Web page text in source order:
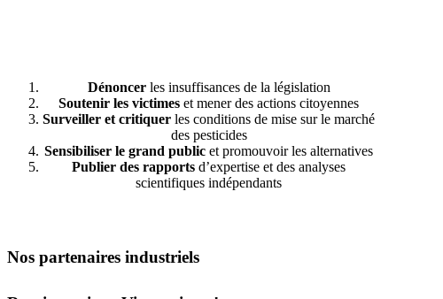
Dénoncerles insuffisances de la législation
Soutenir les victimes et mener des actions citoyennes
Surveiller et critiquer les conditions de mise sur le marché
des pesticides
Sensibiliser le grand public et promouvoir les alternatives
Publier des rapports d’expertise et des analyses
scientifiques indépendants
Nos partenaires industriels